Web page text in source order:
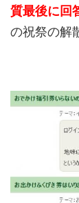
質最後に回
の祝祭の解